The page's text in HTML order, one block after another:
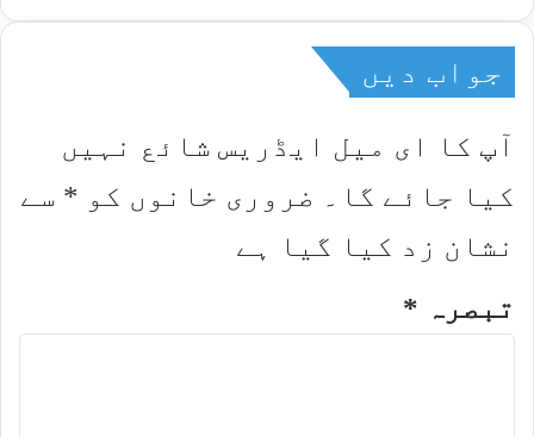
جواب دیں
آپ کا ای میل ایڈریس شائع نہیں
کیا جائے گا۔
ضروری خانوں کو * سے
نشان زد کیا گیا ہے
تبصرہ *